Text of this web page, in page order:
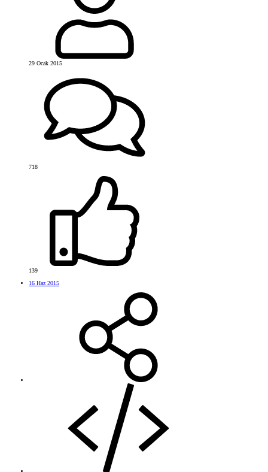
29 Ocak 2015
718
139
16 Haz 2015